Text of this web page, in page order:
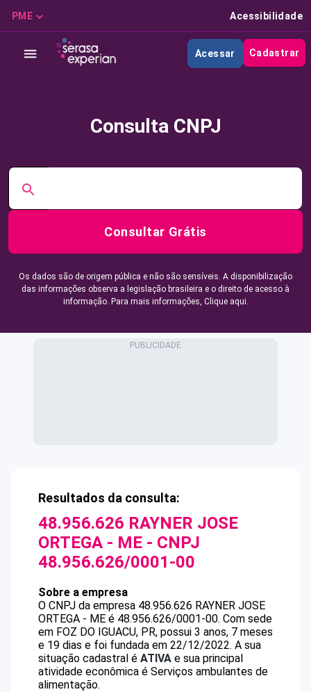
PME Acessibilidade
Acessar Cadastrar
Consulta CNPJ
Consultar Grátis
Os dados são de origem pública e não são sensíveis. A disponibilização
das informações observa a legislação brasileira e o direito de acesso à
informação. Para mais informações, Clique aqui.
Resultados da consulta:
48.956.626 RAYNER JOSE
ORTEGA - ME - CNPJ
48.956.626/0001-00
Sobre a empresa
O CNPJ da empresa 48.956.626 RAYNER JOSE
ORTEGA - ME é 48.956.626/0001-00. Com sede
em FOZ DO IGUACU, PR, possui 3 anos, 7 meses
e 19 dias e foi fundada em 22/12/2022. A sua
situação cadastral é ATIVA e sua principal
atividade econômica é Serviços ambulantes de
alimentação.